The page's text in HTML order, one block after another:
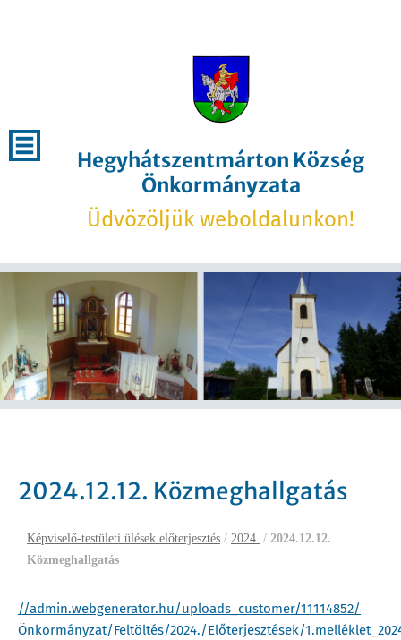
Hegyhátszentmárton Község
Önkormányzata
Üdvözöljük weboldalunkon!
2024.12.12. Közmeghallgatás
Képviselő-testületi ülések előterjesztés / 2024. / 2024.12.12.
Közmeghallgatás
//admin.webgenerator.hu/uploads_customer/11114852/
Önkormányzat/Feltöltés/2024./Előterjesztések/